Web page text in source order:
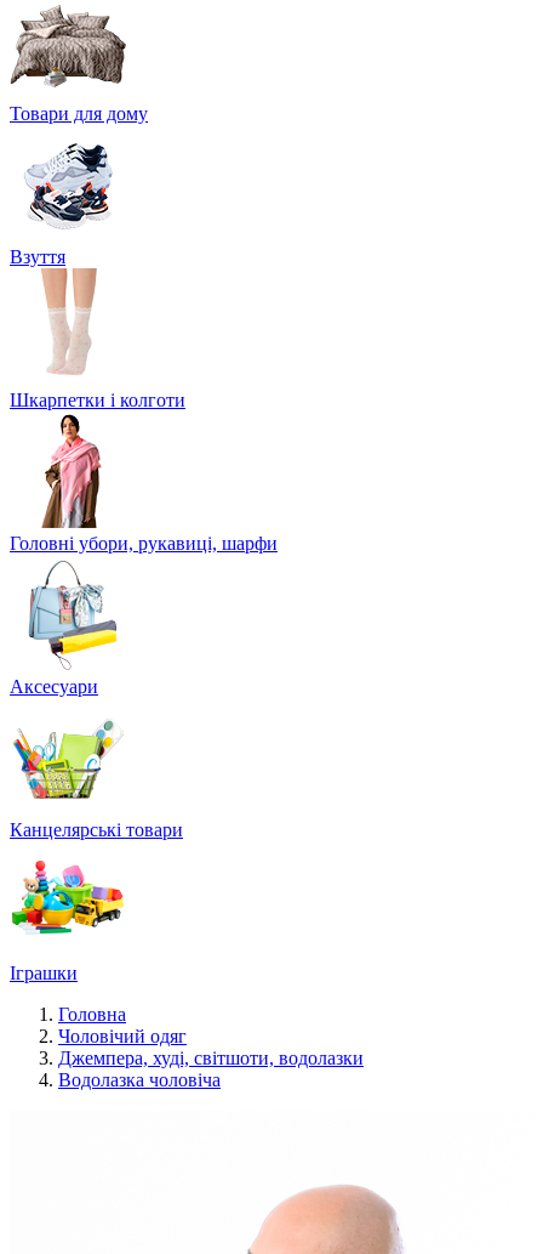
Товари для дому
Взуття
Шкарпетки і колготи
Головні убори, рукавиці, шарфи
Аксесуари
Канцелярські товари
Іграшки
Головна
Чоловічий одяг
Джемпера, худі, світшоти, водолазки
Водолазка чоловіча